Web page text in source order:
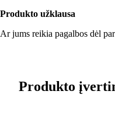
Produkto užklausa
Ar jums reikia pagalbos dėl
Produkto